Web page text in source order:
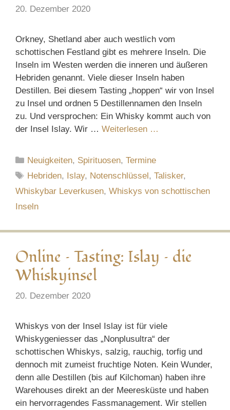
20. Dezember 2020
Orkney, Shetland aber auch westlich vom
schottischen Festland gibt es mehrere Inseln. Die
Inseln im Westen werden die inneren und äußeren
Hebriden genannt. Viele dieser Inseln haben
Destillen. Bei diesem Tasting „hoppen“ wir von Insel
zu Insel und ordnen 5 Destillennamen den Inseln
zu. Und versprochen: Ein Whisky kommt auch von
der Insel Islay. Wir … Weiterlesen …
Kategorien
Neuigkeiten, Spirituosen,Termine
Schlagwörter
Hebriden, Islay, Notenschlüssel,Talisker,
Whiskybar Leverkusen, Whiskys von schottischen
Inseln
Online – Tasting: Islay – die
Whiskyinsel
20. Dezember 2020
Whiskys von der Insel Islay ist für viele
Whiskygeniesser das „Nonplusultra“ der
schottischen Whiskys, salzig, rauchig, torfig und
dennoch mit zumeist fruchtige Noten. Kein Wunder,
denn alle Destillen (bis auf Kilchoman) haben ihre
Warehouses direkt an der Meeresküste und haben
ein hervorragendes Fassmanagement. Wir stellen